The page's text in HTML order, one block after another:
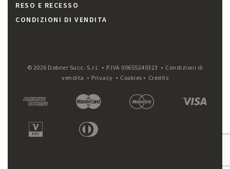
RESO E RECESSO
CONDIZIONI DI VENDITA
© 2026 Dobner Succ. S.r.l. • P.IVA 00655240323 • Condizioni di
vendita • Privacy • Cookies • Credits